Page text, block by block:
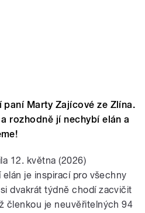
paní Marty Zajícové ze Zlína.
rozhodně jí nechybí elán a
12. května (2026)
je inspirací pro všechny
dvakrát týdně chodí zacvičit
členkou je neuvěřitelných 94